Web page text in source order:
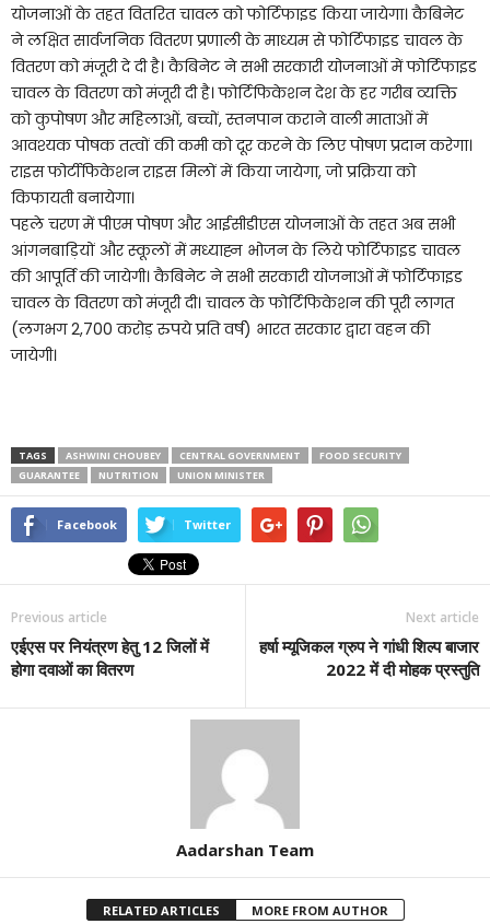
योजनाओं के तहत वितरित चावल को फोर्टिफाइड किया जायेगा। कैबिनेट
ने लक्षित सार्वजनिक वितरण प्रणाली के माध्यम से फोर्टिफाइड चावल के
वितरण को मंजूरी दे दी है। कैबिनेट ने सभी सरकारी योजनाओं में फोर्टिफाइड
चावल के वितरण को मंजूरी दी है। फोर्टिफिकेशन देश के हर गरीब व्यक्ति
को कुपोषण और महिलाओं, बच्चों, स्तनपान कराने वाली माताओं में
आवश्यक पोषक तत्वों की कमी को दूर करने के लिए पोषण प्रदान करेगा।
राइस फोर्टीफिकेशन राइस मिलों में किया जायेगा, जो प्रक्रिया को
किफायती बनायेगा।
पहले चरण में पीएम पोषण और आईसीडीएस योजनाओं के तहत अब सभी
आंगनबाड़ियों और स्कूलों में मध्याह्न भोजन के लिये फोर्टिफाइड चावल
की आपूर्ति की जायेगी। कैबिनेट ने सभी सरकारी योजनाओं में फोर्टिफाइड
चावल के वितरण को मंजूरी दी। चावल के फोर्टिफिकेशन की पूरी लागत
(लगभग 2,700 करोड़ रुपये प्रति वर्ष) भारत सरकार द्वारा वहन की
जायेगी।
TAGS ASHWINI CHOUBEY CENTRAL GOVERNMENT
FOOD SECURITY
GUARANTEE
NUTRITION UNION MINISTER
Facebook Twitter
Previous article
एईएस पर नियंत्रण हेतु 12 जिलों में
होगा दवाओं का वितरण
Next article
हर्षा म्यूजिकल ग्रुप ने गांधी शिल्प बाजार
2022 में दी मोहक प्रस्तुति
Aadarshan Team
RELATED ARTICLES MORE FROM AUTHOR